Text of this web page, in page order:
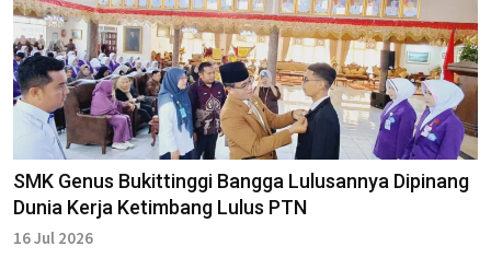
SMK Genus Bukittinggi Bangga Lulusannya Dipinang
Dunia Kerja Ketimbang Lulus PTN
16 Jul 2026